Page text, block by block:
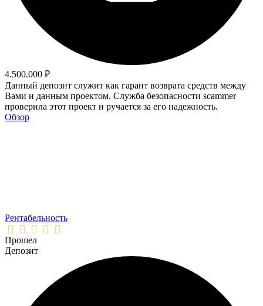
4.500.000 ₽
Данный депозит служит как гарант возврата средств между
Вами и данным проектом. Служба безопасности scammer
проверила этот проект и ручается за его надежность.
Обзор
Рентабельность
Прошел
Депозит